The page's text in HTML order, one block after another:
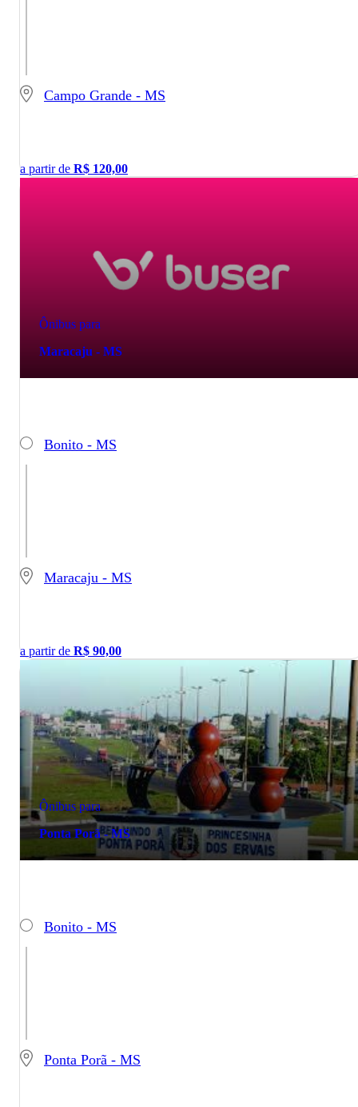
Campo Grande - MS
a partir de R$ 120,00
Ônibus para
Maracaju - MS
Bonito - MS
Maracaju - MS
a partir de R$ 90,00
Ônibus para
Ponta Porã - MS
Bonito - MS
Ponta Porã - MS